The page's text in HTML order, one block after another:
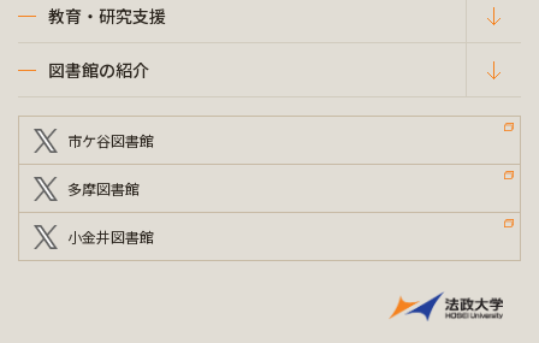
教育・研究支援
図書館の紹介
市ケ谷図書館
多摩図書館
小金井図書館